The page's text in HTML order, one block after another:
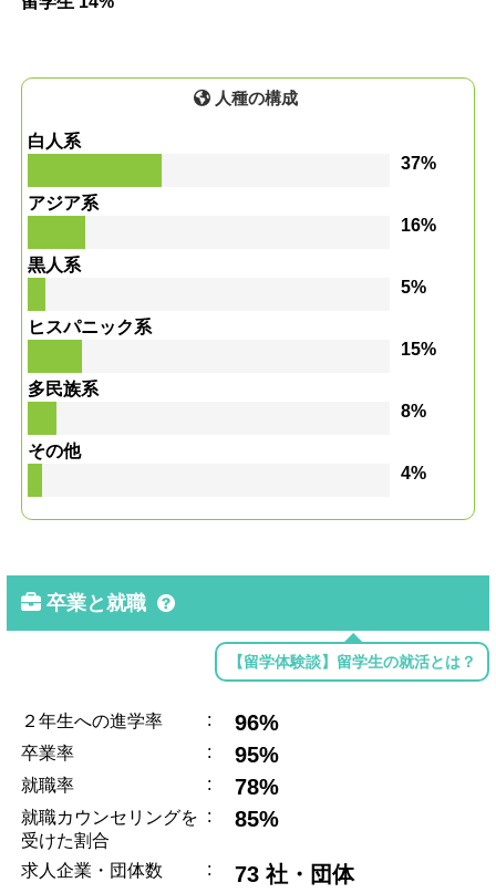
人種の構成
白人系
37%
アジア系
16%
黒人系
5%
ヒスパニック系
15%
多民族系
8%
その他
4%
卒業と就職
【留学体験談】留学生の就活とは？
２年生への進学率 : 96%
卒業率 : 95%
就職率 : 78%
就職カウンセリングを
受けた割合
: 85%
求人企業・団体数 : 73 社・団体